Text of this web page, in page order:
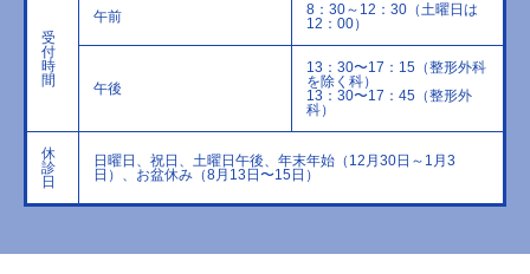
受
付
時
間
午前
8：30～12：30（土曜日は
12：00）
午後
13：30〜17：15（整形外科
を除く科）
13：30〜17：45（整形外
科）
休
診
日
日曜日、祝日、土曜日午後、年末年始（12月30日～1月3
日）、お盆休み（8月13日〜15日）